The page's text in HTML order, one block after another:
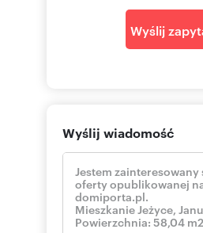
i rzetelne. Dane dotyczące
podstawie oświadczeń
CONTACT:
The above information is
for the purposes of the law
All data relating to real
Wyślij
Wyślij wiadomość